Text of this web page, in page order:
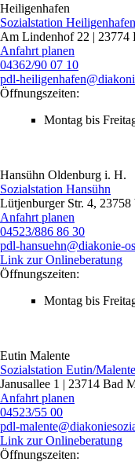
Heiligenhafen
Sozialstation Heiligenhafen
Am Lindenhof 22 | 23774
Anfahrt planen
04362/90 07 10
pdl-
Öffnungszeiten:
Montag bis
Hansühn Oldenburg i. H.
Sozialstation Hansühn
Lütjenburger Str. 4,
Anfahrt planen
04523/886 86 30
pdl-hansuehn@diakonie-
Link zur Onlineberatung
Öffnungszeiten:
Montag bis
Eutin Malente
Sozialstation Eutin/Malente
Janusallee 1 | 23714 Bad
Anfahrt planen
04523/55 00
Link zur Onlineberatung
Öffnungszeiten: